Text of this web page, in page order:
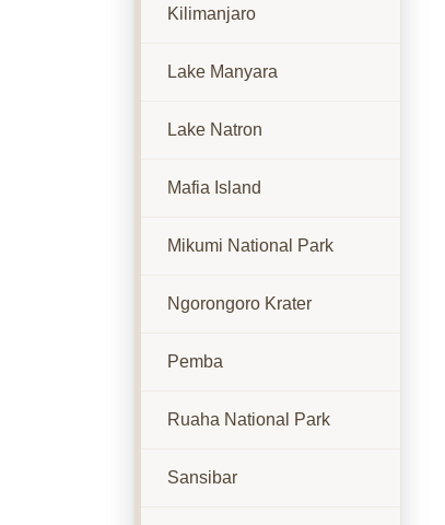
Kilimanjaro
Lake Manyara
Lake Natron
Mafia Island
Mikumi National Park
Ngorongoro Krater
Pemba
Ruaha National Park
Sansibar